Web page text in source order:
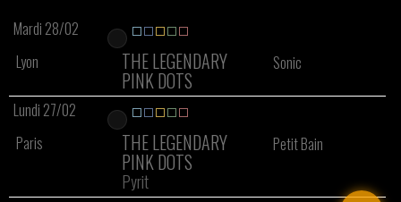
Mardi 28/02
Lyon
THE LEGENDARY
PINK DOTS
Sonic
Lundi 27/02
Paris
THE LEGENDARY
PINK DOTS
Pyrit
Petit Bain